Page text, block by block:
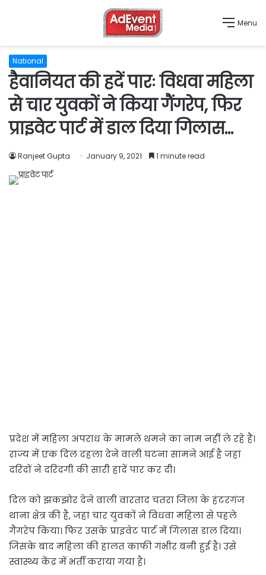
Menu
National
हैवानियत की हदें पारः विधवा महिला
से चार युवकों ने किया गैंगरेप, फिर
प्राइवेट पार्ट में डाल दिया गिलास…
Ranjeet Gupta January 9, 2021 1 minute read
प्रदेश में महिला अपराध के मामले थमने का नाम नहीं ले रहे हैं।
राज्य में एक दिल दहला देने वाली घटना सामने आई है जहां
दरिंदों ने दरिंदगी की सारी हादें पार कर दी।
दिल को झकझोर देने वाली वारताद चतरा जिला के हंटरगंज
थाना क्षेत्र की है, जहां चार युवकों ने विधवा महिला से पहले
गैंगरेप किया। फिर उसके प्राइवेट पार्ट में गिलास डाल दिया।
जिसके बाद महिला की हालत काफी गंभीर बनी हुई है। उसे
स्वास्थ्य केंद्र में भर्ती कराया गया है।